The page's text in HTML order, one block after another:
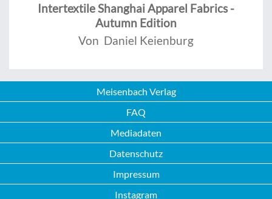
Intertextile Shanghai Apparel Fabrics -
Autumn Edition
Von Daniel Keienburg
Meisenbach Verlag
FAQ
Mediadaten
Datenschutz
Impressum
Instagram